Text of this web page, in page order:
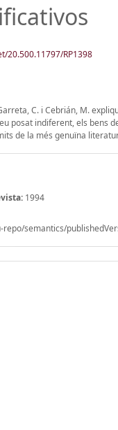
20.500.11797/RP1398
C. i Cebrián, M.
posat indiferent, els bens
de la més genuïna
1994
repo/semantics/